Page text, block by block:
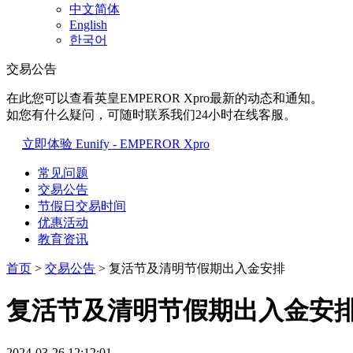
中文简体
English
한국어
交易公告
在此您可以查看英皇EMPEROR Xpro最新的动态和通知。
如您有什么疑问，可随时联系我们24小时在线客服。
立即体验 Eunify - EMPEROR Xpro
常见问题
交易公告
节假日交易时间
优惠活动
教育资讯
首页 > 交易公告 > 复活节及清明节假期出入金安排
复活节及清明节假期出入金安